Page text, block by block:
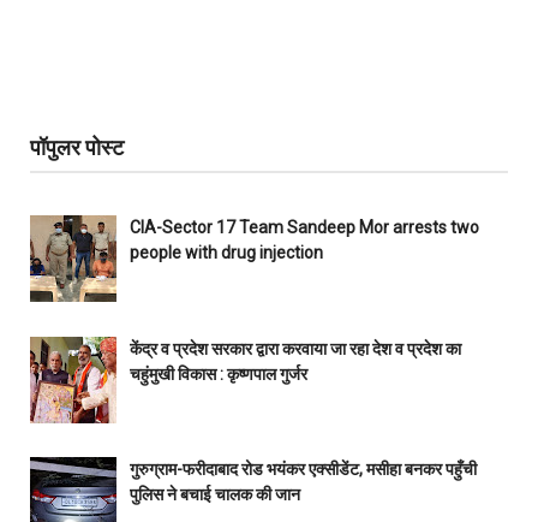
पॉपुलर पोस्ट
CIA-Sector 17 Team Sandeep Mor arrests two
people with drug injection
केंद्र व प्रदेश सरकार द्वारा करवाया जा रहा देश व प्रदेश का
चहुंमुखी विकास : कृष्णपाल गुर्जर
गुरुग्राम-फरीदाबाद रोड भयंकर एक्सीडेंट, मसीहा बनकर पहुँची
पुलिस ने बचाई चालक की जान